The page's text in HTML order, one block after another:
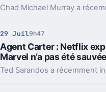
29 Juil9h47
Agent Carter : Netflix
Marvel n’a pas été sauvée